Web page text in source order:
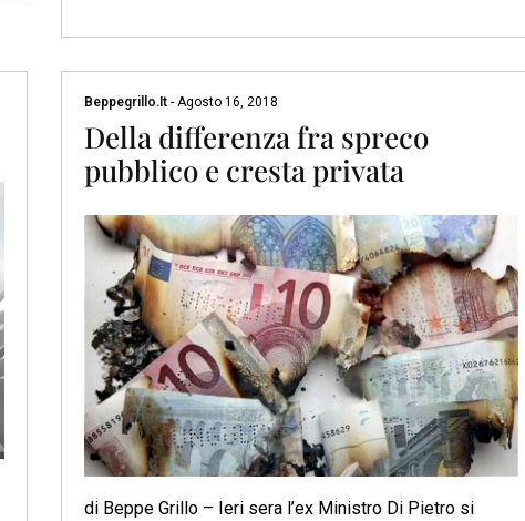
4
0
1
5
2
1
6
Beppegrillo.it -Agosto 16, 2018
Della differenza fra spreco
pubblico e cresta privata
di Beppe Grillo – Ieri sera l’ex Ministro Di Pietro si